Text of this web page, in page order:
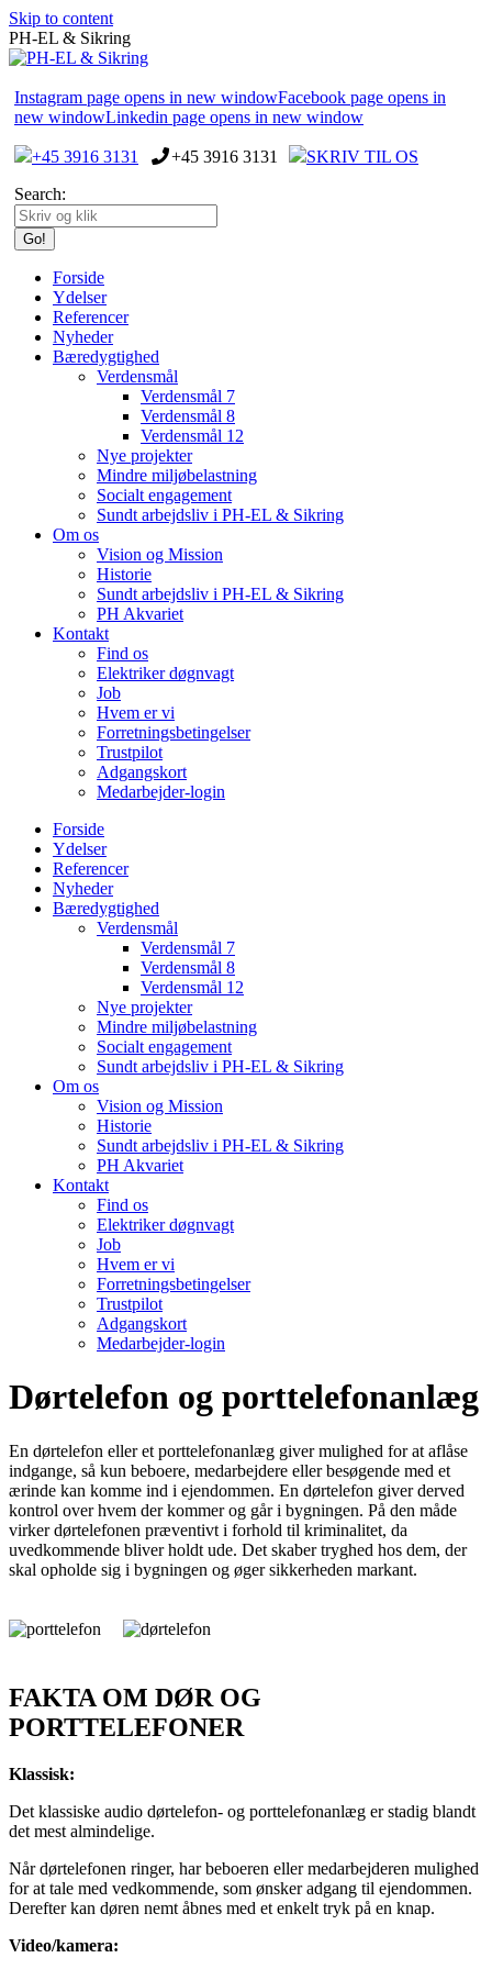
Skip to content
PH-EL & Sikring
Instagram page opens in new windowFacebook page opens in
new windowLinkedin page opens in new window
+45 3916 3131 +45 3916 3131
SKRIV TIL OS
Search:
Forside
Ydelser
Referencer
Nyheder
Bæredygtighed
Verdensmål
Verdensmål 7
Verdensmål 8
Verdensmål 12
Nye projekter
Mindre miljøbelastning
Socialt engagement
Sundt arbejdsliv i PH-EL & Sikring
Om os
Vision og Mission
Historie
Sundt arbejdsliv i PH-EL & Sikring
PH Akvariet
Kontakt
Find os
Elektriker døgnvagt
Job
Hvem er vi
Forretningsbetingelser
Trustpilot
Adgangskort
Medarbejder-login
Forside
Ydelser
Referencer
Nyheder
Bæredygtighed
Verdensmål
Verdensmål 7
Verdensmål 8
Verdensmål 12
Nye projekter
Mindre miljøbelastning
Socialt engagement
Sundt arbejdsliv i PH-EL & Sikring
Om os
Vision og Mission
Historie
Sundt arbejdsliv i PH-EL & Sikring
PH Akvariet
Kontakt
Find os
Elektriker døgnvagt
Job
Hvem er vi
Forretningsbetingelser
Trustpilot
Adgangskort
Medarbejder-login
Dørtelefon og porttelefonanlæg
En dørtelefon eller et porttelefonanlæg giver mulighed for at aflåse
indgange, så kun beboere, medarbejdere eller besøgende med et
ærinde kan komme ind i ejendommen. En dørtelefon giver derved
kontrol over hvem der kommer og går i bygningen. På den måde
virker dørtelefonen præventivt i forhold til kriminalitet, da
uvedkommende bliver holdt ude. Det skaber tryghed hos dem, der
skal opholde sig i bygningen og øger sikkerheden markant.
FAKTA OM DØR OG
PORTTELEFONER
Klassisk:
Det klassiske audio dørtelefon- og porttelefonanlæg er stadig blandt
det mest almindelige.
Når dørtelefonen ringer, har beboeren eller medarbejderen mulighed
for at tale med vedkommende, som ønsker adgang til ejendommen.
Derefter kan døren nemt åbnes med et enkelt tryk på en knap.
Video/kamera: